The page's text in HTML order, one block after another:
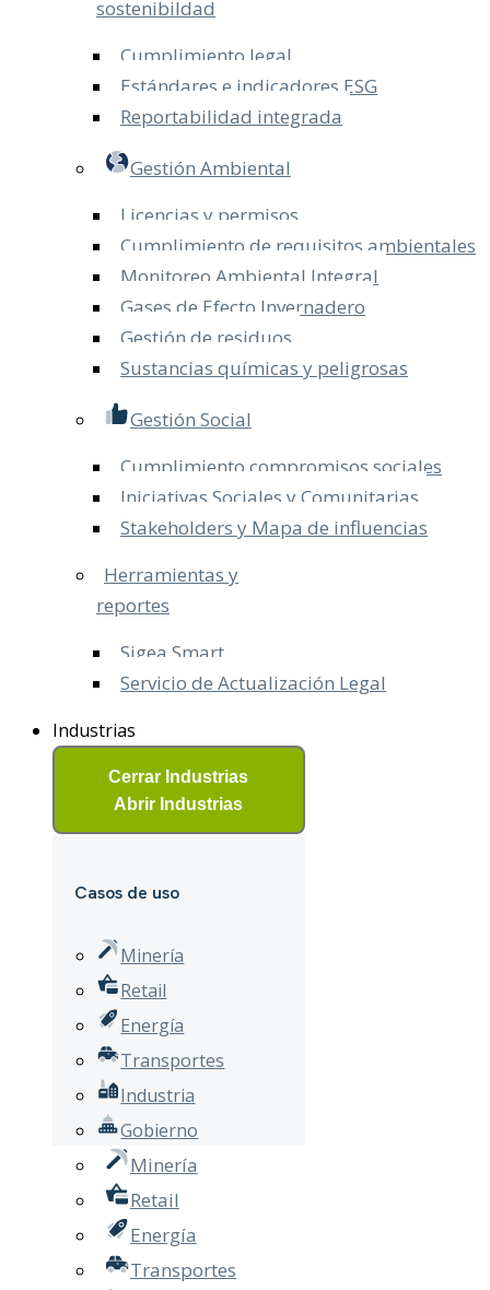
sostenibildad
Cumplimiento legal
Estándares e indicadores ESG
Reportabilidad integrada
Gestión Ambiental
Licencias y permisos
Cumplimiento de requisitos ambientales
Monitoreo Ambiental Integral
Gases de Efecto Invernadero
Gestión de residuos
Sustancias químicas y peligrosas
Gestión Social
Cumplimiento compromisos sociales
Iniciativas Sociales y Comunitarias
Stakeholders y Mapa de influencias
Herramientas y
reportes
Sigea Smart
Servicio de Actualización Legal​
Industrias
Cerrar Industrias
Abrir Industrias
Casos de uso
Minería
Retail
Energía
Transportes
Industria
Gobierno
Minería
Retail
Energía
Transportes